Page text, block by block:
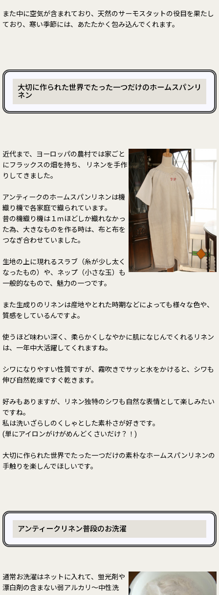
また中に空気が含まれており、天然のサーモスタットの役目を果たし
ており、寒い季節には、あたたかく包み込んでくれます。
大切に作られた世界でたった一つだけのホームスパンリ
ネン
近代まで、ヨーロッパの農村では家ごと
にフラックスの畑を持ち、 リネンを手作
りしてきました。
アンティークのホームスパンリネンは機
織り機で各家庭で織られています。
昔の機織り機は１ｍほどしか織れなかっ
た為、大きなものを作る時は、布と布を
つなぎ合わせていました。
生地の上に現れるスラブ（糸が少し太く
なったもの）や、ネップ（小さな玉）も
一般的なもので、魅力の一つです。
また生成りのリネンは産地やとれた時期などによっても様々な色や、
質感をしているんですよ。
使うほど味わい深く、柔らかくしなやかに肌になじんでくれるリネン
は、一年中大活躍してくれますね。
シワになりやすい性質ですが、霧吹きでサッと水をかけると、シワも
伸び自然乾燥ですぐ乾きます。
好みもありますが、リネン独特のシワも自然な表情として楽しみたい
ですね。
私は洗いざらしのくしゃとした素朴さが好きです。
(単にアイロンがけがめんどくさいだけ？！)
大切に作られた世界でたった一つだけの素朴なホームスパンリネンの
手触りを楽しんでほしいです。
アンティークリネン普段のお洗濯
通常お洗濯はネットに入れて、蛍光剤や
漂白剤の含まない弱アルカリ～中性洗